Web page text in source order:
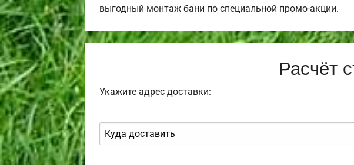
выгодный монтаж бани по специальной промо-акции.
Расчёт
Укажите адрес доставки: